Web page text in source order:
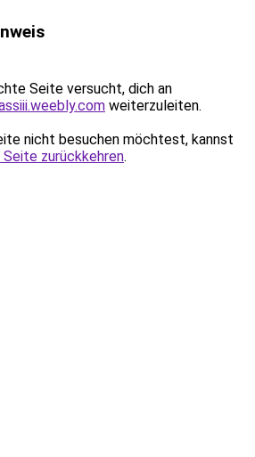
Seite versucht, dich an
weiterzuleiten.
nicht besuchen möchtest, kannst
Seite zurückkehren.